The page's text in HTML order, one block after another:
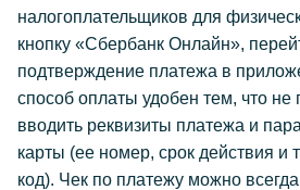
налогоплательщиков для
кнопку «Сбербанк Онлайн»,
подтверждение платежа в
способ оплаты удобен тем, что не
вводить реквизиты платежа и
карты (ее номер, срок действия и
код). Чек по платежу можно